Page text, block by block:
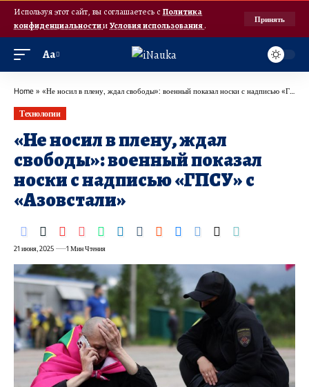
Используя этот сайт, вы соглашаетесь с Политика
конфиденциальностииУсловия использования.
Принять
Аа
Home » «Не носил в плену, ждал свободы»: военный показал носки с надписью «ГПСУ» с «Азовстали»
Технологии
«Не носил в плену, ждал
свободы»: военный показал
носки с надписью «ГПСУ» с
«Азовстали»
21 июня, 2025 1 Мин Чтения